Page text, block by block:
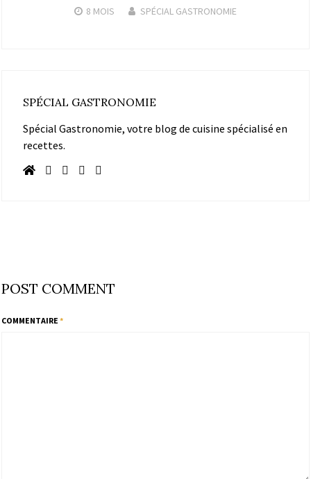
8 MOIS SPÉCIAL GASTRONOMIE
SPÉCIAL GASTRONOMIE
Spécial Gastronomie, votre blog de cuisine spécialisé en
recettes.
POST COMMENT
COMMENTAIRE *